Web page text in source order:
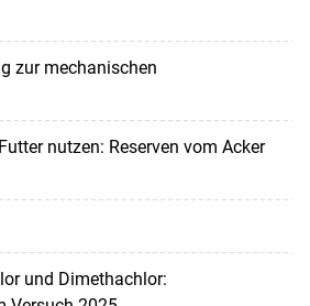
zur mechanischen
nutzen: Reserven vom Acker
und Dimethachlor: